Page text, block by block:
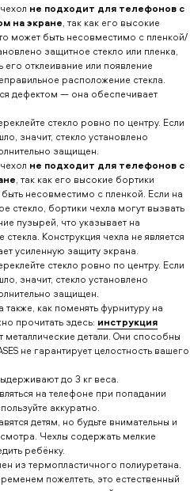
не подходит для телефонов с
на экране, так как его высокие
может быть несовместимо с пленкой/
защитное стекло или пленка,
его отклеивание или появление
расположение стекла.
дефектом — она обеспечивает
стекло ровно по центру. Если
значит, стекло установлено
защищен.
не подходит для телефонов с
, так как его высокие бортики
несовместимо с пленкой. Если на
стекло, бортики чехла могут вызвать
пузырей, что указывает на
Конструкция чехла не является
усиленную защиту экрана.
стекло ровно по центру. Если
значит, стекло установлено
защищен.
также, как поменять фурнитуру на
прочитать здесь: инструкция
детали. Они способны
не гарантирует целостность вашего
до 3 кг веса.
на телефоне при попадании
аккуратно.
детям, но будьте внимательны и
Чехлы содержать мелкие
ребёнку.
из термопластичного полиуретана.
пожелтеть, это естественный